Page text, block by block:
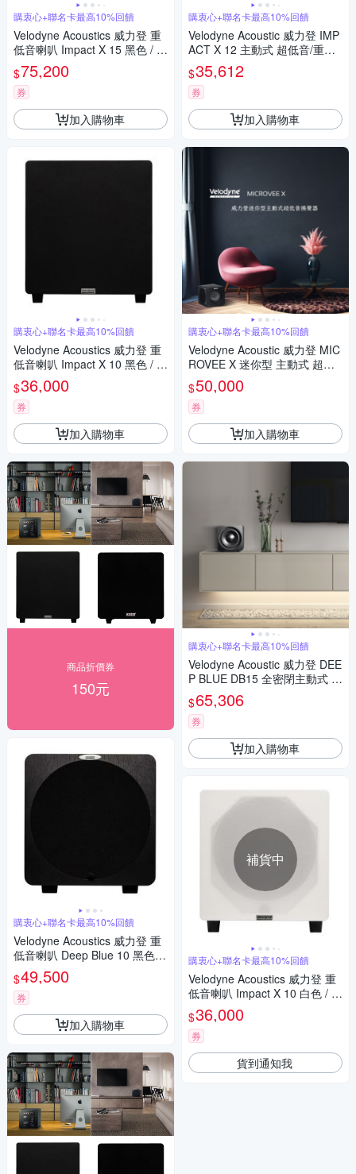
購衷心+聯名卡最高10%回饋
Velodyne Acoustics 威力登 重
低音喇叭 Impact X 15 黑色 / 台
灣公司貨
$75,200
券
加入購物車
購衷心+聯名卡最高10%回饋
Velodyne Acoustics 威力登 重
低音喇叭 Impact X 10 黑色 / 台
灣公司貨
$36,000
券
加入購物車
商品折價券
150元
購衷心+聯名卡最高10%回饋
Velodyne Acoustics 威力登 重
低音喇叭 Deep Blue 10 黑色 /
台灣公司貨
$49,500
券
加入購物車
購衷心+聯名卡最高10%回饋
Velodyne Acoustic 威力登 IMP
ACT X 12 主動式 超低音/重低
音 揚聲器
$35,612
券
加入購物車
購衷心+聯名卡最高10%回饋
Velodyne Acoustic 威力登 MIC
ROVEE X 迷你型 主動式 超低
音/重低音 揚聲器
$50,000
券
加入購物車
購衷心+聯名卡最高10%回饋
Velodyne Acoustic 威力登 DEE
P BLUE DB15 全密閉主動式 超
低音/重低音 揚聲器
$65,306
券
加入購物車
補貨中
購衷心+聯名卡最高10%回饋
Velodyne Acoustics 威力登 重
低音喇叭 Impact X 10 白色 / 台
灣公司貨
$36,000
券
貨到通知我